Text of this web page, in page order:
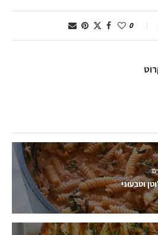
0
וטבעוני